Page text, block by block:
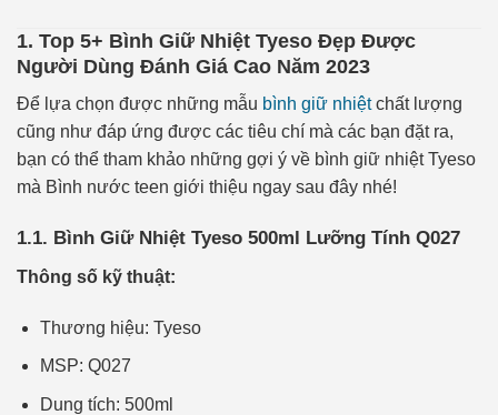
1. Top 5+ Bình Giữ Nhiệt Tyeso Đẹp Được
Người Dùng Đánh Giá Cao Năm 2023
Để lựa chọn được những mẫu bình giữ nhiệtchất lượng
cũng như đáp ứng được các tiêu chí mà các bạn đặt ra,
bạn có thể tham khảo những gợi ý về bình giữ nhiệt Tyeso
mà Bình nước teen giới thiệu ngay sau đây nhé!
1.1. Bình Giữ Nhiệt Tyeso 500ml Lưỡng Tính Q027
Thông số kỹ thuật:
Thương hiệu: Tyeso
MSP: Q027
Dung tích: 500ml